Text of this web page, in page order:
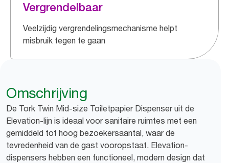
Vergrendelbaar
Veelzijdig vergrendelingsmechanisme helpt
misbruik tegen te gaan
Omschrijving
De Tork Twin Mid-size Toiletpapier Dispenser uit de
Elevation-lijn is ideaal voor sanitaire ruimtes met een
gemiddeld tot hoog bezoekersaantal, waar de
tevredenheid van de gast vooropstaat. Elevation-
dispensers hebben een functioneel, modern design dat